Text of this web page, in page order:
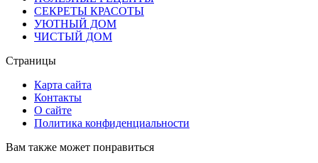
СЕКРЕТЫ КРАСОТЫ
УЮТНЫЙ ДОМ
ЧИСТЫЙ ДОМ
Страницы
Карта сайта
Контакты
О сайте
Политика конфиденциальности
Вам также может понравиться